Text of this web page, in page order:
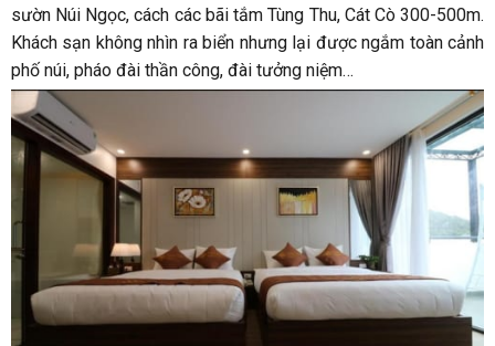
sườn Núi Ngọc, cách các bãi tắm Tùng Thu, Cát Cò 300-500m.
Khách sạn không nhìn ra biển nhưng lại được ngắm toàn cảnh
phố núi, pháo đài thần công, đài tưởng niệm…